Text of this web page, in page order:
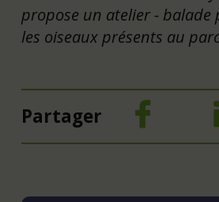
propose un atelier - balade
les oiseaux présents au
Partager